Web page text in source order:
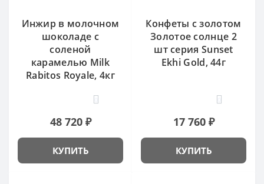
Инжир в молочном
шоколаде с
соленой
карамелью Milk
Rabitos Royale, 4кг
48 720 ₽
КУПИТЬ
Конфеты с золотом
Золотое солнце 2
шт серия Sunset
Ekhi Gold, 44г
17 760 ₽
КУПИТЬ